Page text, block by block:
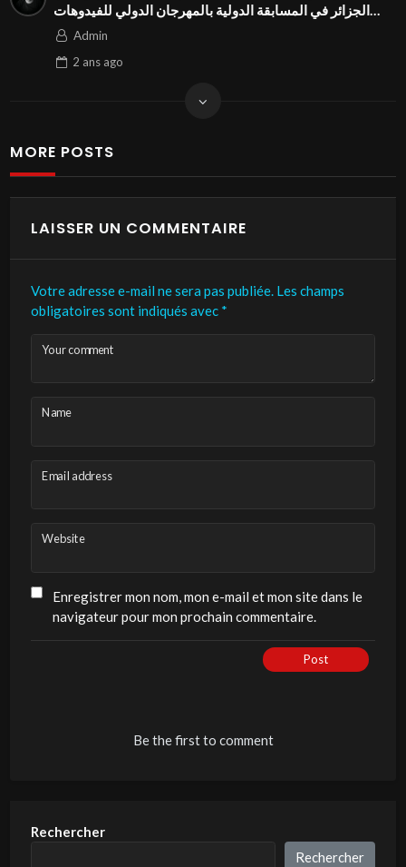
الجزائر في المسابقة الدولية بالمهرجان الدولي للفيدوهات
التوعوية Season 4 FIVSAdmin
2 ansago
MORE POSTS
LAISSER UN COMMENTAIRE
Votre adresse e-mail ne sera pas publiée. Les champs
obligatoires sont indiqués avec *
Your comment
Name
Email address
Website
Enregistrer mon nom, mon e-mail et mon site dans le
navigateur pour mon prochain commentaire.
Post
Be the first to comment
Rechercher
Rechercher